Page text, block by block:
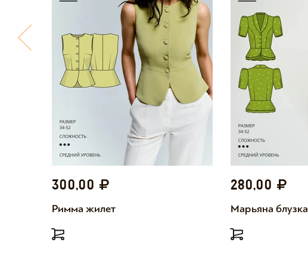
300,00
Римма жилет
280,00
Марьяна блузка